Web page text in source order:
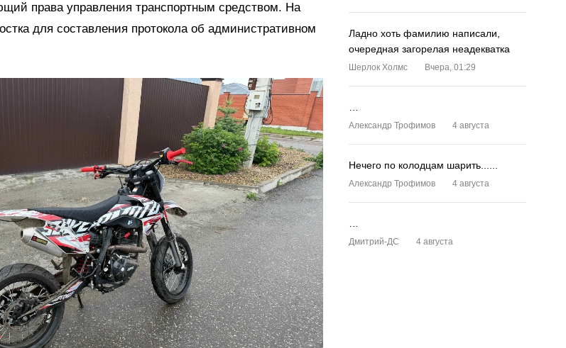
права управления транспортным средством. На
для составления протокола об административном
Ладно хоть фамилию написали,
очередная загорелая неадекватка
Шерлок Холмс Вчера, 01:29
Александр Трофимов 4 августа
Нечего по колодцам шарить......
Александр Трофимов 4 августа
Дмитрий-ДС 4 августа